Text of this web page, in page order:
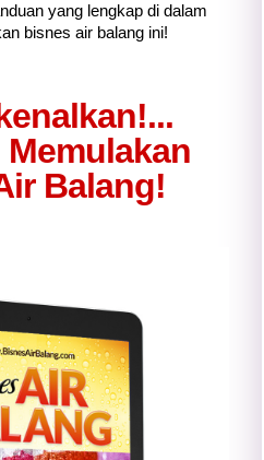
yang lengkap di dalam
bisnes air balang ini!
Balang!